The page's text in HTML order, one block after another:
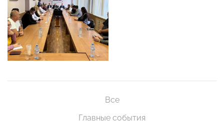
Все
Главные события